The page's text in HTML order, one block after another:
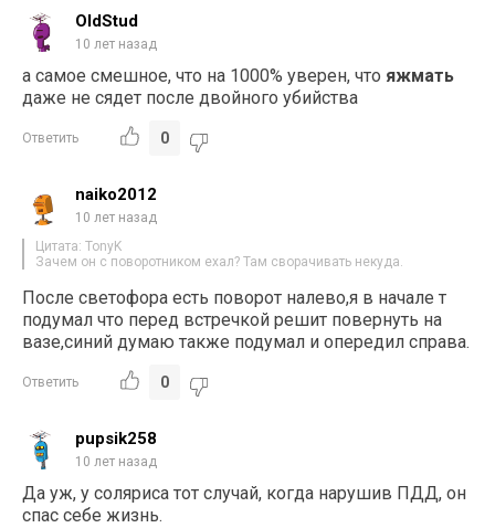
OldStud
10 лет назад
а самое смешное, что на 1000% уверен, что яжмать
даже не сядет после двойного убийства
Ответить 0
naiko2012
10 лет назад
Цитата: TonyK
Зачем он с поворотником ехал? Там сворачивать некуда.
После светофора есть поворот налево,я в начале т
подумал что перед встречкой решит повернуть на
вазе,синий думаю также подумал и опередил справа.
Ответить 0
pupsik258
10 лет назад
Да уж, у соляриса тот случай, когда нарушив ПДД, он
спас себе жизнь.